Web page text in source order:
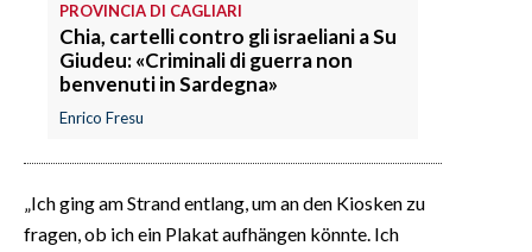
PROVINCIA DI CAGLIARI
Chia, cartelli contro gli israeliani a Su
Giudeu: «Criminali di guerra non
benvenuti in Sardegna»
Enrico Fresu
„Ich ging am Strand entlang, um an den Kiosken zu
fragen, ob ich ein Plakat aufhängen könnte. Ich